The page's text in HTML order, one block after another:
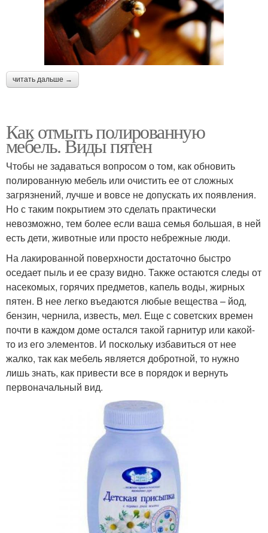
читать дальше →
Как отмыть полированную
мебель. Виды пятен
Чтобы не задаваться вопросом о том, как обновить
полированную мебель или очистить ее от сложных
загрязнений, лучше и вовсе не допускать их появления.
Но с таким покрытием это сделать практически
невозможно, тем более если ваша семья большая, в ней
есть дети, животные или просто небрежные люди.
На лакированной поверхности достаточно быстро
оседает пыль и ее сразу видно. Также остаются следы от
насекомых, горячих предметов, капель воды, жирных
пятен. В нее легко въедаются любые вещества – йод,
бензин, чернила, известь, мел. Еще с советских времен
почти в каждом доме остался такой гарнитур или какой-
то из его элементов. И поскольку избавиться от нее
жалко, так как мебель является добротной, то нужно
лишь знать, как привести все в порядок и вернуть
первоначальный вид.